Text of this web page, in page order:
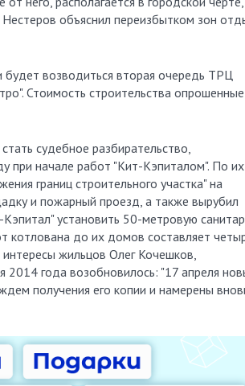
объяснил переизбытком зон
возводиться вторая очередь ТРЦ
Стоимость строительства
судебное разбирательство,
при начале работ "Кит-Кэпиталом". По их
границ строительного участка" на
и пожарный проезд, а также вырубил
установить 50-метровую
котлована до их домов составляет
жильцов Олег Кочешков,
2014 года возобновилось: "17 апреля
получения его копии и намерены